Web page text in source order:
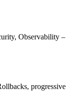
Observability –
progressive